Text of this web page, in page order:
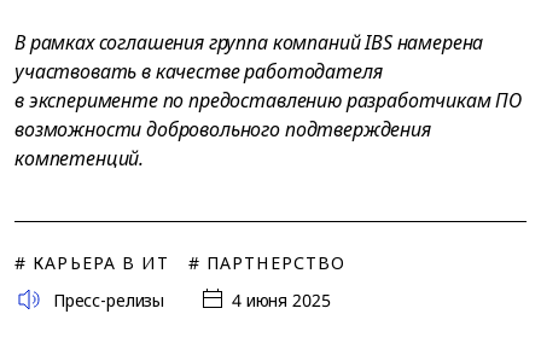
В рамках соглашения группа компаний IBS намерена
участвовать в качестве работодателя
в эксперименте по предоставлению разработчикам ПО
возможности добровольного подтверждения
компетенций.
# КАРЬЕРА В ИТ
# ПАРТНЕРСТВО
Пресс-релизы
4 июня 2025